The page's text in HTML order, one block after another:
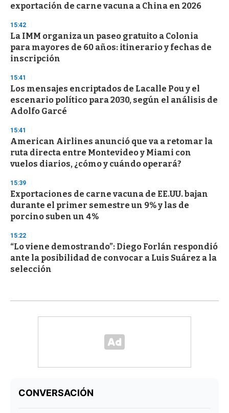
exportación de carne vacuna a China en 2026
15:42
La IMM organiza un paseo gratuito a Colonia
para mayores de 60 años: itinerario y fechas de
inscripción
15:41
Los mensajes encriptados de Lacalle Pou y el
escenario político para 2030, según el análisis de
Adolfo Garcé
15:41
American Airlines anunció que va a retomar la
ruta directa entre Montevideo y Miami con
vuelos diarios, ¿cómo y cuándo operará?
15:39
Exportaciones de carne vacuna de EE.UU. bajan
durante el primer semestre un 9% y las de
porcino suben un 4%
15:22
“Lo viene demostrando”: Diego Forlán respondió
ante la posibilidad de convocar a Luis Suárez a la
selección